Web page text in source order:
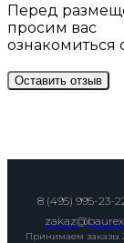
Перед
просим вас
ознакомиться
8 (495) 995-23-
Принимаем заказы